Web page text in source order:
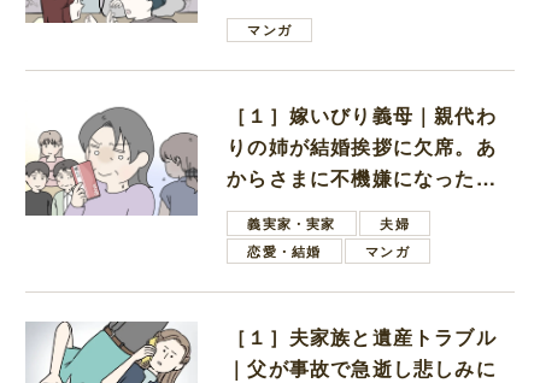
は電車好きの男の子ママ
マンガ
［１］嫁いびり義母｜親代わ
りの姉が結婚挨拶に欠席。あ
からさまに不機嫌になった義
母義実家・実家
夫婦
恋愛・結婚
マンガ
［１］夫家族と遺産トラブル
｜父が事故で急逝し悲しみに